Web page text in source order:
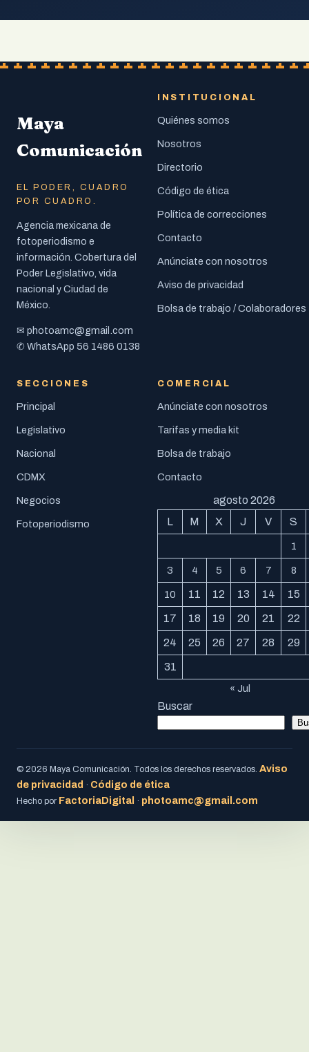
Maya
Comunicación
EL PODER, CUADRO
POR CUADRO.
Agencia mexicana de
fotoperiodismo e
información. Cobertura del
Poder Legislativo, vida
nacional y Ciudad de
México.
✉ photoamc@gmail.com
✆ WhatsApp 56 1486 0138
INSTITUCIONAL
Quiénes somos
Nosotros
Directorio
Código de ética
Política de correcciones
Contacto
Anúnciate con nosotros
Aviso de privacidad
Bolsa de trabajo / Colaboradores
SECCIONES
Principal
Legislativo
Nacional
CDMX
Negocios
Fotoperiodismo
COMERCIAL
Anúnciate con nosotros
Tarifas y media kit
Bolsa de trabajo
Contacto
agosto 2026
L
M X J V S
1
3 4 5 6 7 8
10 11 12 13 14 15
17 18 19 20 21 22
24 25 26 27 28 29
31
« Jul
Buscar
© 2026 Maya Comunicación. Todos los derechos reservados. Aviso
de privacidad · Código de ética
Hecho por FactoriaDigital · photoamc@gmail.com